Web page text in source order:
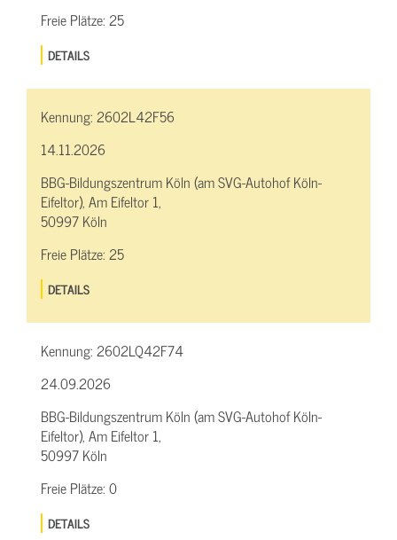
Freie Plätze:25
DETAILS
Kennung:2602L42F56
14.11.2026
BBG-Bildungszentrum Köln (am SVG-Autohof Köln-
Eifeltor), Am Eifeltor 1,
50997 Köln
Freie Plätze:25
DETAILS
Kennung:2602LQ42F74
24.09.2026
BBG-Bildungszentrum Köln (am SVG-Autohof Köln-
Eifeltor), Am Eifeltor 1,
50997 Köln
Freie Plätze:0
DETAILS